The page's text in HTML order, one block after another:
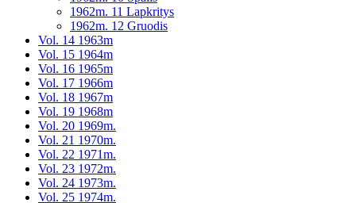
1962m. 11 Lapkritys
1962m. 12 Gruodis
Vol. 14 1963m
Vol. 15 1964m
Vol. 16 1965m
Vol. 17 1966m
Vol. 18 1967m
Vol. 19 1968m
Vol. 20 1969m.
Vol. 21 1970m.
Vol. 22 1971m.
Vol. 23 1972m.
Vol. 24 1973m.
Vol. 25 1974m.